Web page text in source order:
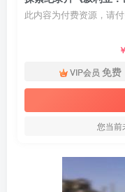
此内容为付费资源，请
￥
VIP会员 免费
您当前